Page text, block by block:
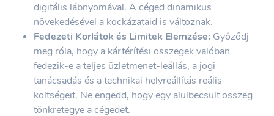
digitális lábnyomával. A céged dinamikus
növekedésével a kockázataid is változnak.
Fedezeti Korlátok és Limitek Elemzése: Győződj
meg róla, hogy a kártérítési összegek valóban
fedezik-e a teljes üzletmenet-leállás, a jogi
tanácsadás és a technikai helyreállítás reális
költségeit. Ne engedd, hogy egy alulbecsült összeg
tönkretegye a cégedet.